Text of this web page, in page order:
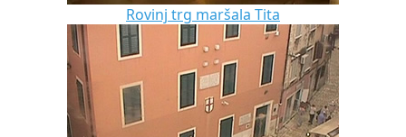
Rovinj trg maršala Tita